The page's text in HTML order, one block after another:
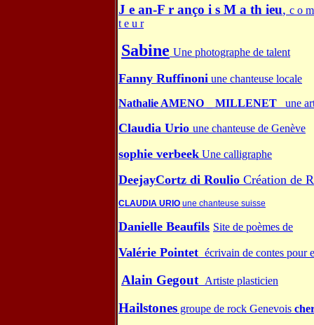
J e an-F r anço i s M a th ieu, c o m
t e u r
Sabine Une photographe de talent
Fanny Ruffinoni une chanteuse locale
Nathalie AMENO _ MILLENET une
Claudia Urio une chanteuse de Genève
sophie verbeek Une calligraphe
DeejayCortz di Roulio Création de
CLAUDIA URIO une chanteuse suisse
Danielle Beaufils Site de poèmes de
Valérie Pointet écrivain de contes pour
Alain Gegout Artiste plasticien
Hailstones groupe de rock Genevois